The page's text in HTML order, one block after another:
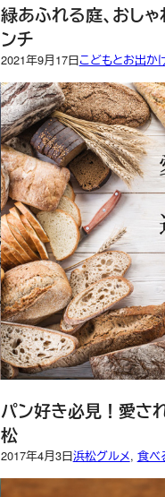
緑あふれる庭、おし
ンチ
2021年9月17日こどもとお出か
パン好き必見！愛さ
松
2017年4月3日浜松グルメ, 食べ